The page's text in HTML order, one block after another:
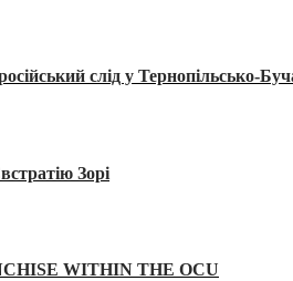
слід у Тернопільсько-
Зорі
WITHIN THE OCU